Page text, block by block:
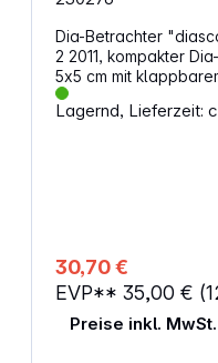
Dia-Betrachter "diascop mini 2"
2 2011, kompakter
5x5 cm mit
geringen
(BxHxT), paßt der
Lagernd, Lieferzeit:
30,70 €
EVP** 35,00 €
Preise inkl.